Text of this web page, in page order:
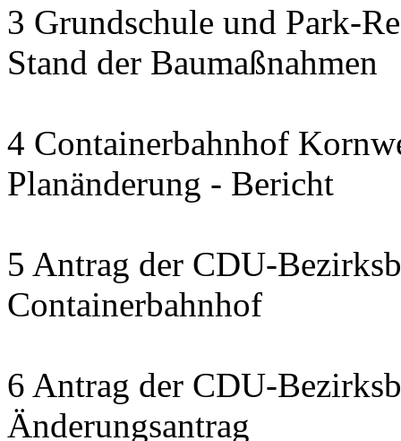
3 Grundschule und Park-
Stand der Baumaßnahmen
4 Containerbahnhof
Planänderung - Bericht
5 Antrag der CDU-
Containerbahnhof
6 Antrag der CDU-
Änderungsantrag